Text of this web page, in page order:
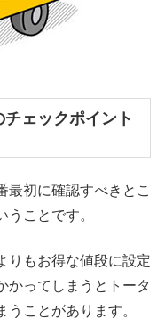
ェックポイント
最初に確認すべきとこ
うことです。
りもお得な値段に設定
かってしまうとトータ
ことがあります。